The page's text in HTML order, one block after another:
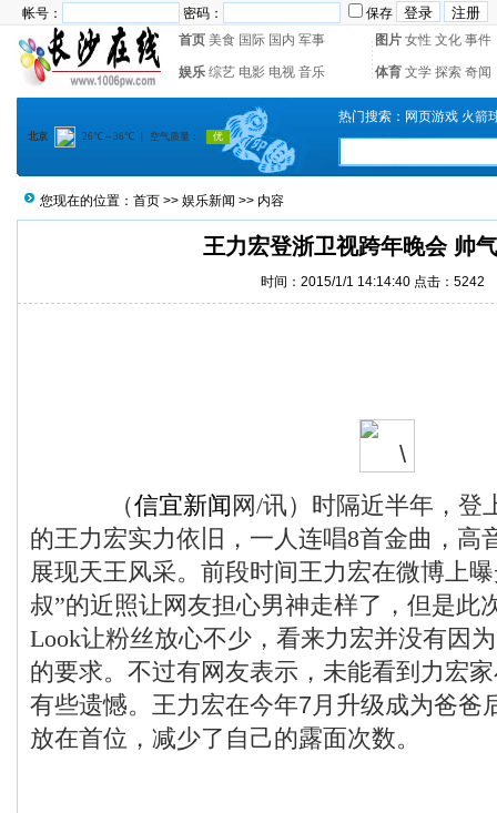
帐号： 密码：
保存
首页 美食 国际 国内 军事 图片 女性 文化 事件
娱乐 综艺 电影 电视 音乐 体育 文学 探索 奇闻
热门搜索： 网页游戏 火箭
您现在的位置： 首页 >> 娱乐新闻 >> 内容
王力宏登浙卫视跨年晚会 帅
时间：2015/1/1 14:14:40 点击： 5242
（信宜新闻 网/讯）时隔近半年，登
的王力宏实力依旧，一人连唱8首金曲，高
展现天王风采。前段时间王力宏在微博上
叔”的近照让网友担心男神走样了，但是此
Look让粉丝放心不少，看来力宏并没有因
的要求。不过有网友表示，未能看到力宏
有些遗憾。 王力宏在今年7月升级成为爸爸
放在首位，减少了自己的露面次数。